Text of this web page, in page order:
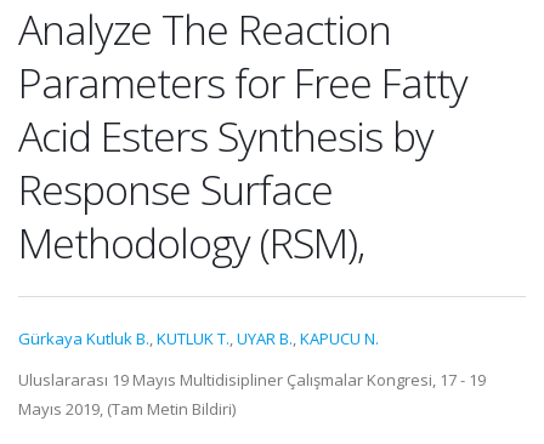
Analyze The Reaction
Parameters for Free Fatty
Acid Esters Synthesis by
Response Surface
Methodology (RSM),
Gürkaya Kutluk B.,KUTLUK T.,UYAR B.,KAPUCU N.
Uluslararası 19 Mayıs Multidisipliner Çalışmalar Kongresi, 17 - 19
Mayıs 2019, (Tam Metin Bildiri)